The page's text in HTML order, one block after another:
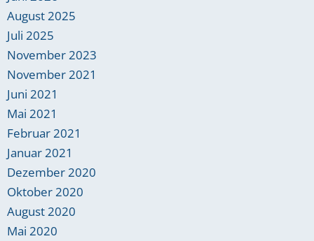
August 2025
Juli 2025
November 2023
November 2021
Juni 2021
Mai 2021
Februar 2021
Januar 2021
Dezember 2020
Oktober 2020
August 2020
Mai 2020